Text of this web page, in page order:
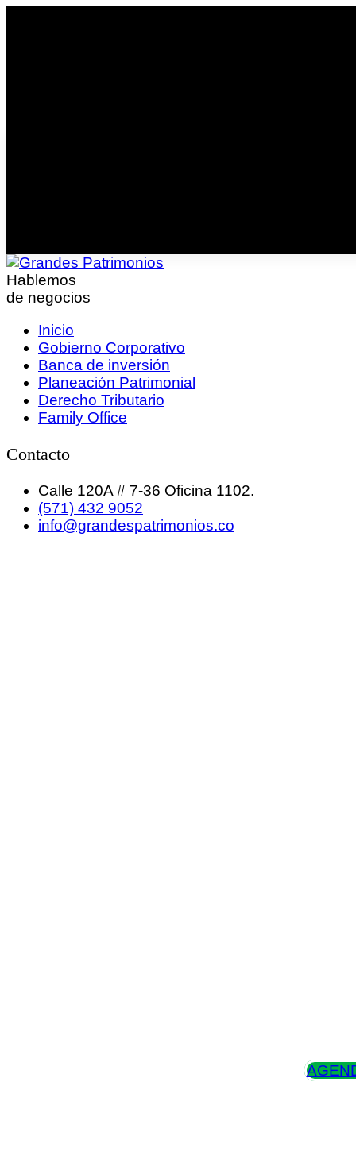
Hablemos
de negocios
Inicio
Gobierno Corporativo
Banca de inversión
Planeación Patrimonial
Derecho Tributario
Family Office
Contacto
Calle 120A # 7-36 Oficina 1102.
(571) 432 9052
info@grandespatrimonios.co